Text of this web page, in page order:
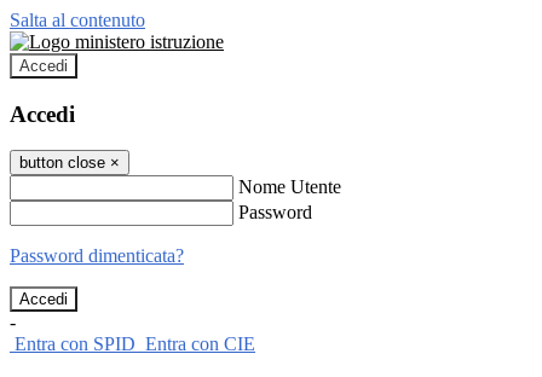
Salta al contenuto
Accedi
Accedi
button close ×
Nome Utente
Password
Password dimenticata?
-
Entra con SPID Entra con CIE